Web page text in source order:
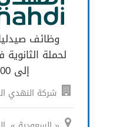
لحملة
إلى 20,000 ريال
شركة النهدي